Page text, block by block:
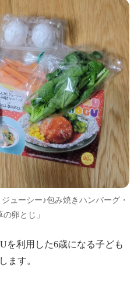
ューシー♪包み焼きハンバーグ・
卵とじ」
を利用した6歳になる子ども
ます。